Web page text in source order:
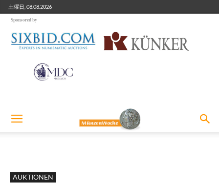
土曜日, 08.08.2026
Sponsored by
AUKTIONEN